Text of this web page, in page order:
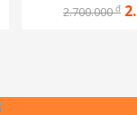
2.700.000đ